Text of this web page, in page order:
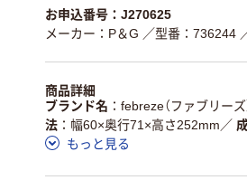
お申込番号：J270625
メーカー：P＆G ／型番：736244
商品詳細
ブランド名
febreze（ファブリーズ
法
幅60×奥行71×高さ252mm ／
もっと見る